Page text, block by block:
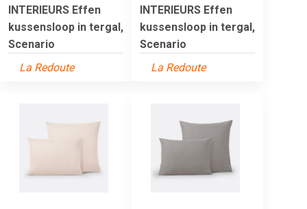
INTERIEURS Effen
kussensloop in tergal,
Scenario
La Redoute
INTERIEURS Effen
kussensloop in tergal,
Scenario
La Redoute